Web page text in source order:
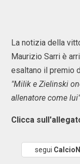
La notizia della
Maurizio Sarri è
esaltano il premio
"Milik e Zielinski
allenatore come
Clicca
segui